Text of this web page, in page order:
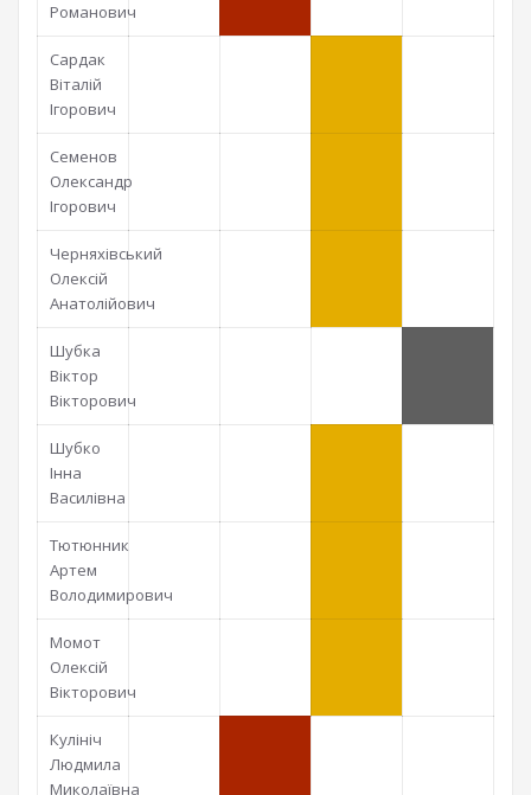
Романович
Сардак
Віталій
Ігорович
Семенов
Олександр
Ігорович
Черняхівський
Олексій
Анатолійович
Шубка
Віктор
Вікторович
Шубко
Інна
Василівна
Тютюнник
Артем
Володимирович
Момот
Олексій
Вікторович
Кулініч
Людмила
Миколаївна